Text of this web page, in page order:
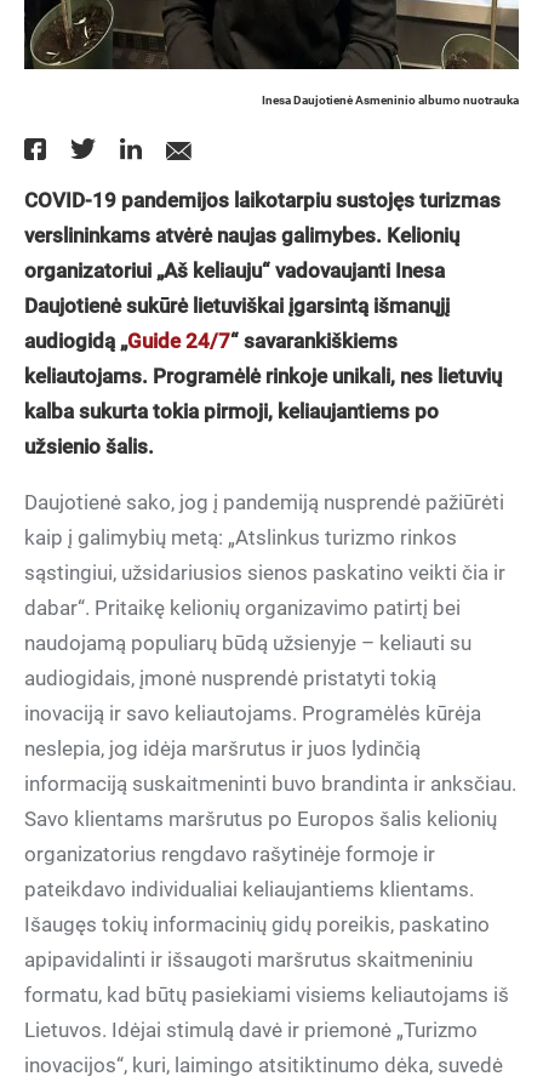
Inesa Daujotienė Asmeninio albumo nuotrauka
COVID-19 pandemijos laikotarpiu sustojęs turizmas
verslininkams atvėrė naujas galimybes. Kelionių
organizatoriui „Aš keliauju“ vadovaujanti Inesa
Daujotienė sukūrė lietuviškai įgarsintą išmanųjį
audiogidą „Guide 24/7“ savarankiškiems
keliautojams. Programėlė rinkoje unikali, nes lietuvių
kalba sukurta tokia pirmoji, keliaujantiems po
užsienio šalis.
Daujotienė sako, jog į pandemiją nusprendė pažiūrėti
kaip į galimybių metą: „Atslinkus turizmo rinkos
sąstingiui, užsidariusios sienos paskatino veikti čia ir
dabar“. Pritaikę kelionių organizavimo patirtį bei
naudojamą populiarų būdą užsienyje – keliauti su
audiogidais, įmonė nusprendė pristatyti tokią
inovaciją ir savo keliautojams. Programėlės kūrėja
neslepia, jog idėja maršrutus ir juos lydinčią
informaciją suskaitmeninti buvo brandinta ir anksčiau.
Savo klientams maršrutus po Europos šalis kelionių
organizatorius rengdavo rašytinėje formoje ir
pateikdavo individualiai keliaujantiems klientams.
Išaugęs tokių informacinių gidų poreikis, paskatino
apipavidalinti ir išsaugoti maršrutus skaitmeniniu
formatu, kad būtų pasiekiami visiems keliautojams iš
Lietuvos. Idėjai stimulą davė ir priemonė „Turizmo
inovacijos“, kuri, laimingo atsitiktinumo dėka, suvedė